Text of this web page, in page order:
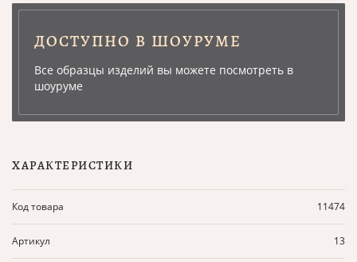
ДОСТУПНО В ШОУРУМЕ
Все образцы изделий вы можете посмотреть в
шоуруме
ХАРАКТЕРИСТИКИ
Код товара 11474
Артикул 13